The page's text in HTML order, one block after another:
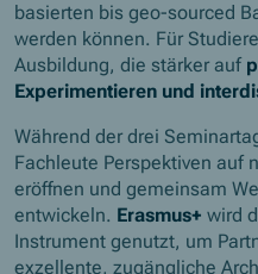
basierten bis geo-sourced
werden können. Für
Ausbildung, die stärker auf
Experimentieren und
Während der drei
Fachleute Perspektiven auf
eröffnen und gemeinsam
entwickeln. Erasmus+ wird
Instrument genutzt, um
exzellente, zugängliche